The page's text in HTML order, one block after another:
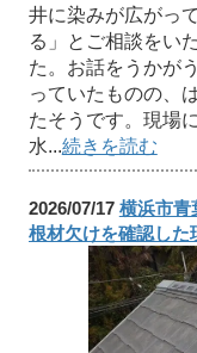
井に染みが広がっ
る」とご相談をい
た。お話をうかが
っていたものの、
たそうです。現場
水...続きを読む
2026/07/17 横浜市青
根材欠けを確認した